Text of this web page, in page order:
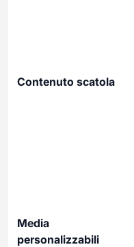
Contenuto scatola
Media
personalizzabili